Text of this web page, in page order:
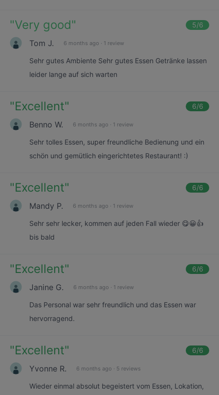
"Very good" 5/6
Tom J. 6 months ago · 1 review
Sehr gutes Ambiente Sehr gutes Essen Getränke lassen
leider lange auf sich warten
"Excellent" 6/6
Benno W. 6 months ago · 1 review
Sehr tolles Essen, super freundliche Bedienung und ein
schön und gemütlich eingerichtetes Restaurant! :)
"Excellent" 6/6
Mandy P. 6 months ago · 1 review
Sehr sehr lecker, kommen auf jeden Fall wieder 😋😀👍
bis bald
"Excellent" 6/6
Janine G. 6 months ago · 1 review
Das Personal war sehr freundlich und das Essen war
hervorragend.
"Excellent" 6/6
Yvonne R. 6 months ago · 5 reviews
Wieder einmal absolut begeistert vom Essen, Lokation,